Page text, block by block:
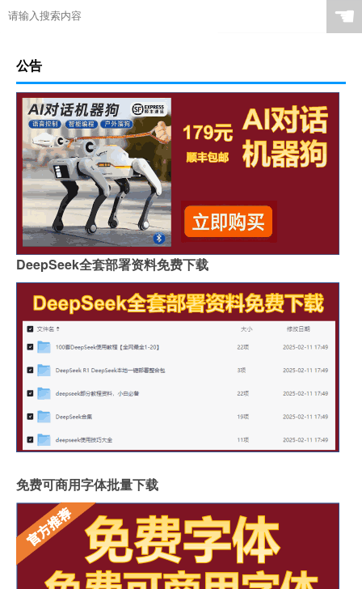
☚
公告
DeepSeek全套部署资料免费下载
免费可商用字体批量下载